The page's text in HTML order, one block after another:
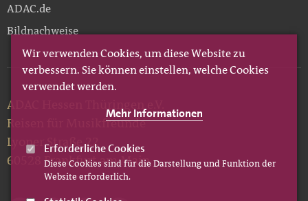
ADAC.de
Bildnachweise
ADAC Hessen Thüringen e.V.
Reisen für Musikfreunde
Lyoner Straße 22
60528 Frankfurt am Main
Wir verwenden Cookies, um diese Website zu
verbessern. Sie können einstellen, welche Cookies
verwendet werden.
Mehr Informationen
Erforderliche Cookies
Diese Cookies sind für die Darstellung und Funktion der
Website erforderlich.